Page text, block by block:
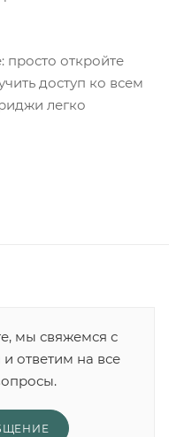
просто откройте
доступ ко всем
легко
мы свяжемся с
ответим на все